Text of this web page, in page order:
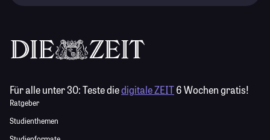
Für alle unter 30:Teste diedigitale ZEIT6 Wochen gratis!
Ratgeber
Studienthemen